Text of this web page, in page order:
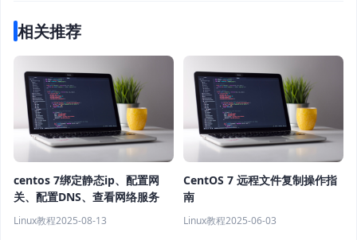
相关推荐
centos 7绑定静态ip、配置网
关、配置DNS、查看网络服务
Linux教程2025-08-13
CentOS 7 远程文件复制操作指
南
Linux教程2025-06-03